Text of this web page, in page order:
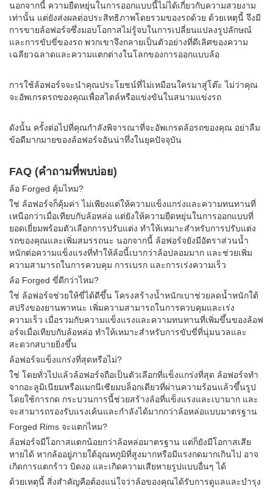
นอกจากนี้ ความยืดหยุ่นในการออกแบบนี้ไม่ได้เกี่ยวกับความสวยงาม
เท่านั้น แต่ยังส่งผลต่อประสิทธิภาพโดยรวมของรถด้วย ด้วยเหตุนี้ จึงมี
การขายล้อฟอร์จซึ่งมอบโอกาสไม่รู้จบในการเปลี่ยนแปลงรูปลักษณ์
และการขับขี่ของรถ พวกเขาจึงกลายเป็นตัวอย่างที่ดีเลิศของความ
เฉลียวฉลาดและความแตกต่างในโลกของการออกแบบล้อ
การใช้ล้อฟอร์จจะนำคุณประโยชน์ที่ไม่เหมือนใครมาสู่โต๊ะ ไม่ว่าคุณ
จะอัพเกรดรถของคุณเพื่อสไตล์หรือแข่งขันในสนามแข่งรถ
ดังนั้น ครั้งต่อไปที่คุณกำลังพิจารณาที่จะอัพเกรดล้อรถของคุณ อย่าลืม
ข้อดีมากมายของล้อฟอร์จอันน่าทึ่งในยุคปัจจุบัน
FAQ (คำถามที่พบบ่อย)
ล้อ Forged คุ้มไหม?
ใช่ ล้อฟอร์จก็คุ้มค่า ไม่เพียงแต่ให้ความแข็งแกร่งและความทนทานที่
เหนือกว่าเมื่อเทียบกับล้อหล่อ แต่ยังให้ความยืดหยุ่นในการออกแบบที่
ยอดเยี่ยมพร้อมตัวเลือกการปรับแต่ง ทำให้เหมาะสำหรับการปรับแต่ง
รถของคุณและเพิ่มสมรรถนะ นอกจากนี้ ล้อฟอร์จยังมีอัตราส่วนน้ำ
หนักต่อความแข็งแรงที่ทำให้ล้อนี้เบากว่าล้อปลอมมาก และช่วยเพิ่ม
ความสามารถในการควบคุม การเบรก และการเร่งความเร็ว
ล้อ Forged ขี่ดีกว่าไหม?
ใช่ ล้อฟอร์จช่วยให้ขี่ได้ดีขึ้น โครงสร้างน้ำหนักเบาช่วยลดน้ำหนักใต้
สปริงของยานพาหนะ เพิ่มความสามารถในการควบคุมและเร่ง
ความเร็ว เมื่อรวมกับความแข็งแรงและความทนทานที่เพิ่มขึ้นของล้อฟ
อร์จเมื่อเทียบกับล้อหล่อ ทำให้เหมาะสำหรับการขับขี่ที่นุ่มนวลและ
สะดวกสบายยิ่งขึ้น
ล้อฟอร์จแข็งแกร่งที่สุดหรือไม่?
ใช่ โดยทั่วไปแล้วล้อฟอร์จถือเป็นตัวเลือกที่แข็งแกร่งที่สุด ล้อฟอร์จทำ
จากอะลูมิเนียมหรือแมกนีเซียมบล็อกเดียวที่ผ่านความร้อนแล้วขึ้นรูป
โดยใช้การกด กระบวนการนี้ช่วยสร้างล้อที่แข็งแรงและเบามาก และ
จะสามารถรองรับแรงเค้นและกำลังได้มากกว่าล้อหล่อแบบมาตรฐาน
Forged Rims จะแตกไหม?
ล้อฟอร์จมีโอกาสแตกน้อยกว่าล้อหล่อมาตรฐาน แต่ก็ยังมีโอกาสเสีย
หายได้ หากล้ออยู่ภายใต้อุณหภูมิที่สูงมากหรือมีแรงกดมากเกินไป อาจ
เกิดการแตกร้าว บิดงอ และเกิดความเสียหายรูปแบบอื่นๆ ได้
ด้วยเหตุนี้ สิ่งสำคัญคือต้องแน่ใจว่าล้อของคุณได้รับการดูแลและบำรุง